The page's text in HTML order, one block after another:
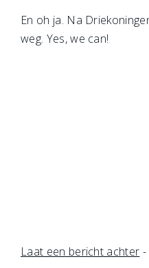
En oh ja. Na
weg. Yes, we can!
Laat een bericht achter -